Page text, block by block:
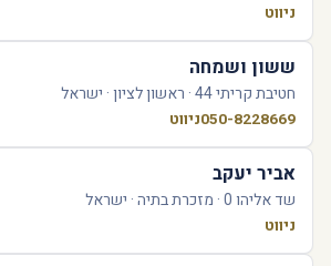
ניווט
ששון ושמחה
חטיבת קריתי 44 · ראשון לציון · ישראל
050-8228669ניווט
אביר יעקב
שד אליהו 0 · מזכרת בתיה · ישראל
ניווט